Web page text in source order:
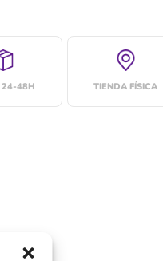
24-48H TIENDA FÍSICA